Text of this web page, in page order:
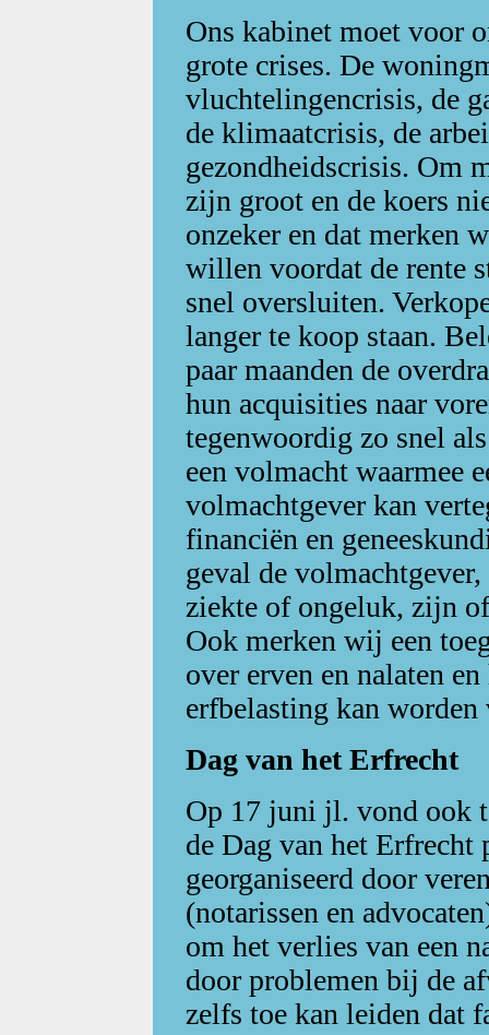
Ons kabinet moet voor
grote crises. De
vluchtelingencrisis, de
de klimaatcrisis, de
gezondheidscrisis. Om
zijn groot en de koers
onzeker en dat merken
willen voordat de rente
snel oversluiten.
langer te koop staan.
paar maanden de
hun acquisities naar
tegenwoordig zo snel
een volmacht waarmee
volmachtgever kan
financiën en
geval de
ziekte of ongeluk, zijn
Ook merken wij een
over erven en nalaten
erfbelasting kan
Dag van het Erfrecht
Op 17 juni jl. vond ook
de Dag van het
georganiseerd door
(notarissen en
om het verlies van een
door problemen bij de
zelfs toe kan leiden dat